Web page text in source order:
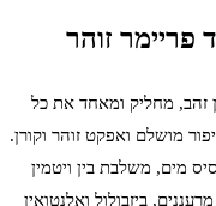
זהב, מחליק ומאחד את כל
מושלם ואפקט זוהר וקורן.
מים, משלבת בין ויטמין
ביזבולול ואלנטואין